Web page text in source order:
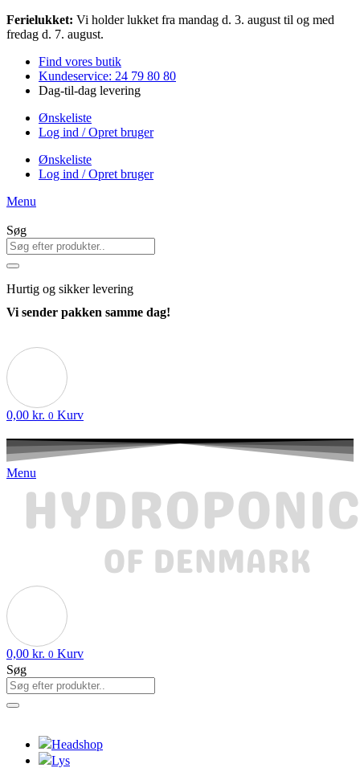
Videre
til
Ferielukket: Vi holder lukket fra mandag d. 3. august til og med
fredag d. 7. august.
Find vores butik
Kundeservice: 24 79 80 80
Dag-til-dag levering
Ønskeliste
Log ind / Opret bruger
Ønskeliste
Log ind / Opret bruger
Menu
Søg
Hurtig og sikker levering
Vi sender pakken samme dag!
0,00 kr. 0 Kurv
Menu
0,00 kr. 0 Kurv
Søg
Headshop
Lys